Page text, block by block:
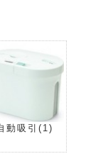
動吸引 (1)